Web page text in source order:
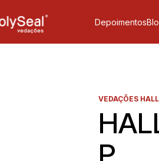
Depoimentos
VEDAÇÕES